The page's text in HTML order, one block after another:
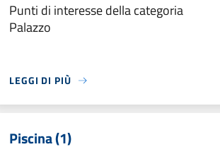
Punti di interesse della categoria
Palazzo
LEGGI DI PIÙ
Piscina (1)